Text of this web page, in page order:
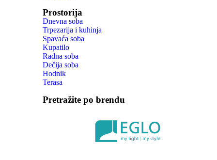
Prostorija
Dnevna soba
Trpezarija i kuhinja
Spavaća soba
Kupatilo
Radna soba
Dečija soba
Hodnik
Terasa
Pretražite po brendu